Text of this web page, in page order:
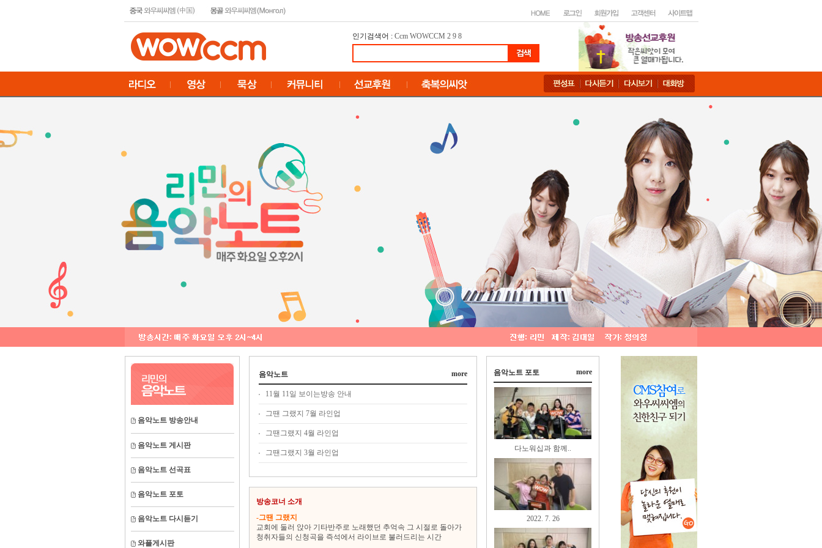
인기검색어 : Ccm WOWCCM 2 9 8
음악노트 방송안내
음악노트 게시판
음악노트 선곡표
음악노트 포토
음악노트 다시듣기
와플게시판
음악노트 more
11월 11일 보이는방송 안내
그땐 그랬지 7월 라인업
그땐그랬지 4월 라인업
그땐그랬지 3월 라인업
방송코너 소개
-그땐 그랬지
교회에 둘러 앉아 기타반주로 노래했던 추억속 그 시절로 돌아가
청취자들의 신청곡을 즉석에서 라이브로 불러드리는 시간
음악노트 포토 more
다노워십과 함께..
2022. 7. 26